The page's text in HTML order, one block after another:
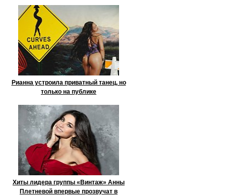
Рианна устроила приватный танец, но
только на публике
Хиты лидера группы «Винтаж» Анны
Плетневой впервые прозвучат в